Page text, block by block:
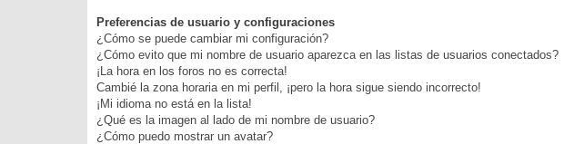
Preferencias de usuario y configuraciones
¿Cómo se puede cambiar mi configuración?
¿Cómo evito que mi nombre de usuario aparezca en las listas de usuarios conectados?
¡La hora en los foros no es correcta!
Cambié la zona horaria en mi perfil, ¡pero la hora sigue siendo incorrecto!
¡Mi idioma no está en la lista!
¿Qué es la imagen al lado de mi nombre de usuario?
¿Cómo puedo mostrar un avatar?